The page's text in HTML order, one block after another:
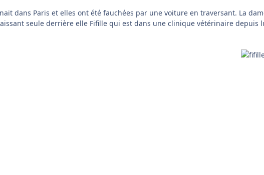
dans Paris et elles ont été fauchées par une voiture en traversant. La
seule derrière elle Fifille qui est dans une clinique vétérinaire depuis